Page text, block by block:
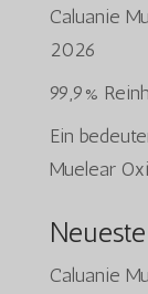
Caluanie
2026
99,9%
Ein
Muelear
Caluanie